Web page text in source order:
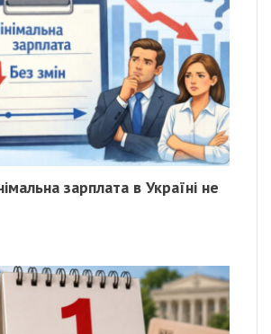
зарплата в Україні не